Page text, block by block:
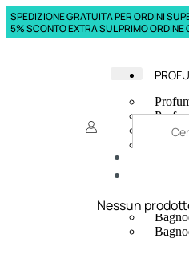
SPEDIZIONE GRATUITA PER ORDINI
5% SCONTO EXTRA SUL PRIMO ORDINE
Nessun